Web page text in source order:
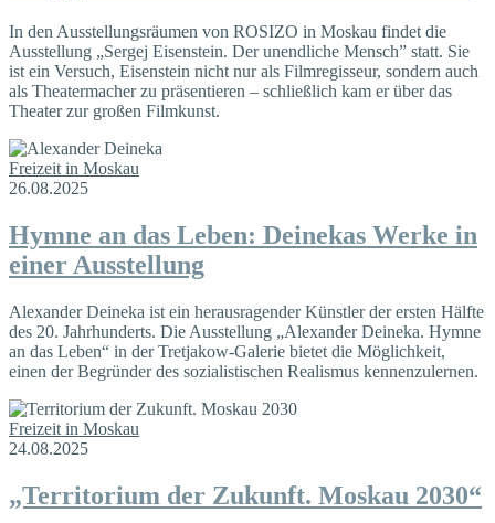
In den Ausstellungsräumen von ROSIZO in Moskau findet die
Ausstellung „Sergej Eisenstein. Der unendliche Mensch” statt. Sie
ist ein Versuch, Eisenstein nicht nur als Filmregisseur, sondern auch
als Theatermacher zu präsentieren – schließlich kam er über das
Theater zur großen Filmkunst.
Freizeit in Moskau
26.08.2025
Hymne an das Leben: Deinekas Werke in
einer Ausstellung
Alexander Deineka ist ein herausragender Künstler der ersten Hälfte
des 20. Jahrhunderts. Die Ausstellung „Alexander Deineka. Hymne
an das Leben“ in der Tretjakow-Galerie bietet die Möglichkeit,
einen der Begründer des sozialistischen Realismus kennenzulernen.
Freizeit in Moskau
24.08.2025
„Territorium der Zukunft. Moskau 2030“